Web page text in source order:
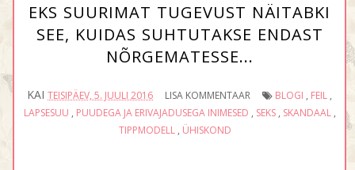
EKS SUURIMAT TUGEVUST NÄITABKI
SEE, KUIDAS SUHTUTAKSE ENDAST
NÕRGEMATESSE...
KAI TEISIPÄEV, 5. JUULI 2016 LISA KOMMENTAAR BLOGI , FEIL ,
LAPSESUU , PUUDEGA JA ERIVAJADUSEGA INIMESED , SEKS, SKANDAAL,
TIPPMODELL, ÜHISKOND